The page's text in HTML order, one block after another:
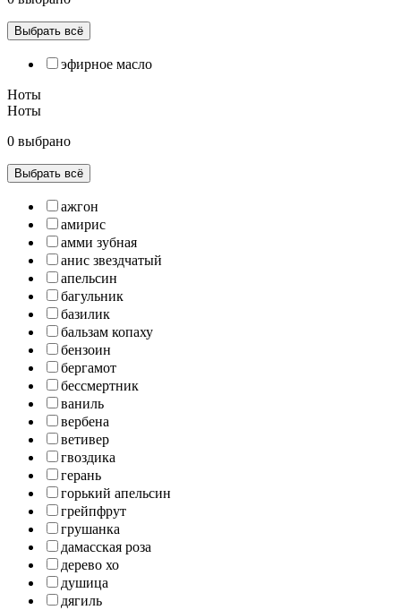
Выбрать всё
эфирное масло
Ноты
Ноты
0 выбрано
Выбрать всё
ажгон
амирис
амми зубная
анис звездчатый
апельсин
багульник
базилик
бальзам копаху
бензоин
бергамот
бессмертник
ваниль
вербена
ветивер
гвоздика
герань
горький апельсин
грейпфрут
грушанка
дамасская роза
дерево хо
душица
дягиль